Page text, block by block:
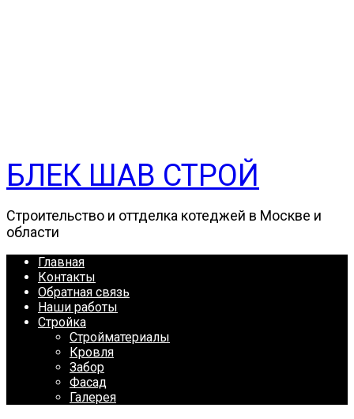
БЛЕК ШАВ СТРОЙ
Строительство и оттделка котеджей в Москве и
области
Главная
Контакты
Обратная связь
Наши работы
Стройка
Стройматериалы
Кровля
Забор
Фасад
Галерея